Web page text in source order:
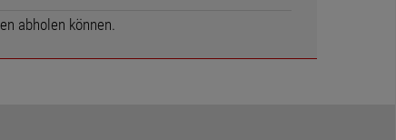
abholen können.